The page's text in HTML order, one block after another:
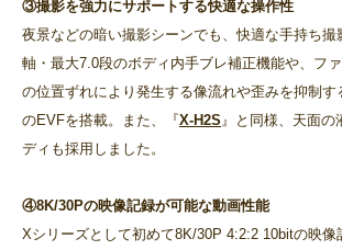
③撮影を強力にサポートする快適な操作性
夜景などの暗い撮影シーンでも、快適な手持ち撮
軸・最大7.0段のボディ内手ブレ補正機能や、フ
の位置ずれにより発生する像流れや歪みを抑制す
のEVFを搭載。また、『X-H2S 』と同様、天面の
ディも採用しました。
④8K/30Pの映像記録が可能な動画性能
Xシリーズとして初めて8K/30P 4:2:2 10bitの映像